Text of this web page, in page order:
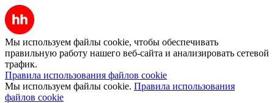
Мы используем файлы cookie, чтобы обеспечивать
правильную работу нашего веб-сайта и анализировать сетевой
трафик.
Правила использования файлов cookie
Мы используем файлы cookie. Правила использования
файлов cookie